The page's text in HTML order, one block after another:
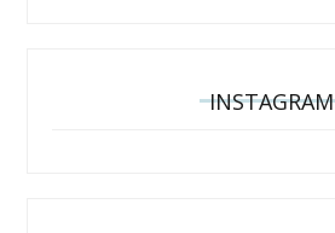
INSTAGRAM